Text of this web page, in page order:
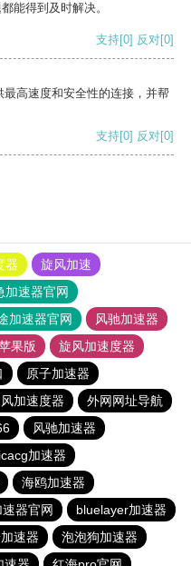
能得到及时解决。
支持[0] 反对[0]
高速度和安全性的连接，并帮
支持[0] 反对[0]
器
旋风加速
加速器官网
加速器官网
风驰加速器
果版
旋风加速度器
原子加速器
加速度器
外网网址导航
风驰加速器
加速器
海鸥加速器
器官网
bluelayer加速器
速器
泡泡狗加速器